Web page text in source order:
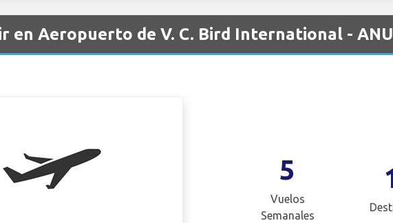
en Aeropuerto de V. C. Bird International - ANU
5
Vuelos
Semanales